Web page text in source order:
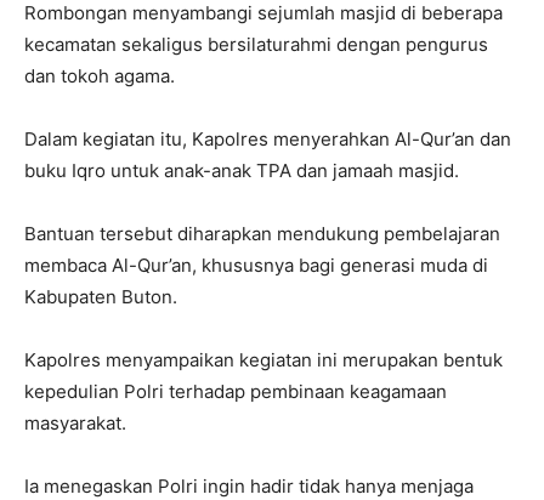
Rombongan menyambangi sejumlah masjid di beberapa
kecamatan sekaligus bersilaturahmi dengan pengurus
dan tokoh agama.
Dalam kegiatan itu, Kapolres menyerahkan Al-Qur’an dan
buku Iqro untuk anak-anak TPA dan jamaah masjid.
Bantuan tersebut diharapkan mendukung pembelajaran
membaca Al-Qur’an, khususnya bagi generasi muda di
Kabupaten Buton.
Kapolres menyampaikan kegiatan ini merupakan bentuk
kepedulian Polri terhadap pembinaan keagamaan
masyarakat.
Ia menegaskan Polri ingin hadir tidak hanya menjaga